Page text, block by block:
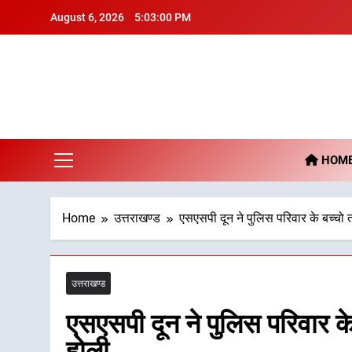
August 6, 2026 5:03:01 PM
Home उत्तराखण्ड एसएसपी दून ने पुलिस परिवार के बच्चो
उत्तराखण्ड
एसएसपी दून ने पुलिस परिवार